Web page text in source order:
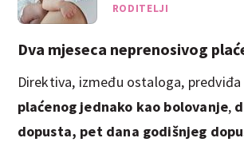
RODITELJI
Dva mjeseca neprenosivog
Direktiva, između ostaloga,
plaćenog jednako kao bolovanje,
dopusta, pet dana godišnjeg